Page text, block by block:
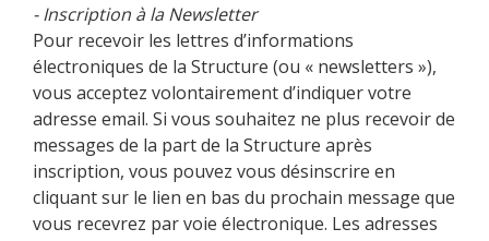
- Inscription à la Newsletter
Pour recevoir les lettres d’informations
électroniques de la Structure (ou « newsletters »),
vous acceptez volontairement d’indiquer votre
adresse email. Si vous souhaitez ne plus recevoir de
messages de la part de la Structure après
inscription, vous pouvez vous désinscrire en
cliquant sur le lien en bas du prochain message que
vous recevrez par voie électronique. Les adresses